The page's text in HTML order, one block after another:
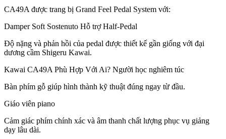
CA49A được trang bị Grand Feel Pedal System với:
Damper Soft Sostenuto Hỗ trợ Half-Pedal
Độ nặng và phản hồi của pedal được thiết kế gần giống với đại
dương cầm Shigeru Kawai.
Kawai CA49A Phù Hợp Với Ai? Người học nghiêm túc
Bàn phím gỗ giúp hình thành kỹ thuật đúng ngay từ đầu.
Giáo viên piano
Cảm giác phím chính xác và âm thanh chất lượng phục vụ giảng
dạy lâu dài.